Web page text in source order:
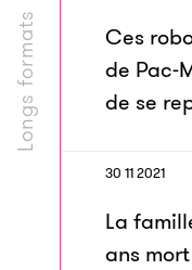
Longs formats
Ces
de Pac-
de se
30 11 2021
La
ans